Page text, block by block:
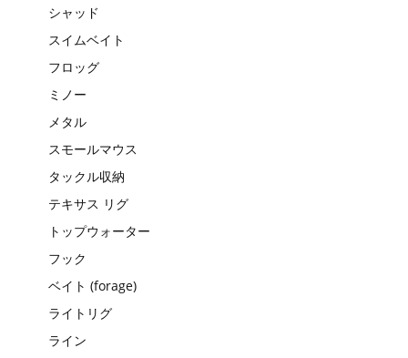
シャッド
スイムベイト
フロッグ
ミノー
メタル
スモールマウス
タックル収納
テキサス リグ
トップウォーター
フック
ベイト (forage)
ライトリグ
ライン